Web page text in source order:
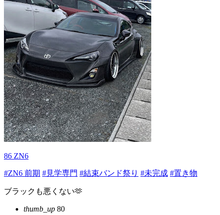
86 ZN6
#ZN6 前期 #見学専門 #結束バンド祭り #未完成 #置き物
ブラックも悪くない🫶
thumb_up 80